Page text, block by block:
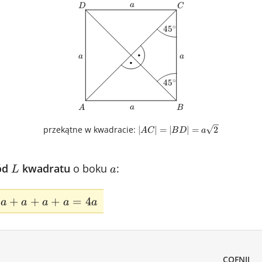
A
A B
B
C
C
D
D
a
a a
a
a
a
a
a
45^{\circ}
45∘
45^{\circ}
45∘
przekątne w kwadracie: |AC|=|BD|=a\sqrt{2}
∣AC = BD = a 2
L
L kwadratu o boku a
a:
a + a + a + a = 4a
COFNIJ